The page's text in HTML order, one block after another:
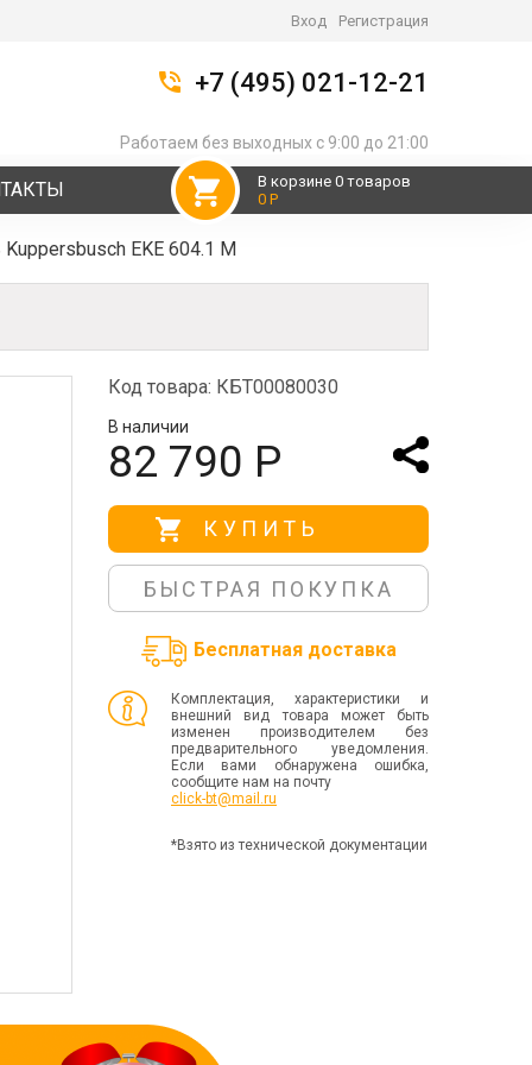
Вход Регистрация
+7 (495) 021-12-21
Работаем без выходных с 9:00 до 21:00
В корзине 0 товаров
0 Р
EKE 604.1 M
Код товара: КБТ00080030
В наличии
82 790 Р
КУПИТЬ
БЫСТРАЯ ПОКУПКА
Бесплатная доставка
Комплектация, характеристики и
внешний вид товара может быть
изменен производителем без
предварительного уведомления.
Если вами обнаружена ошибка,
сообщите нам на почту
click-bt@mail.ru
*Взято из технической документации